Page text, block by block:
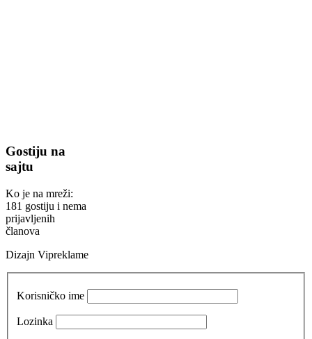
Gostiju na
sajtu
Ko je na mreži:
181 gostiju i nema
prijavljenih
članova
Dizajn Vipreklame
Korisničko ime
Lozinka